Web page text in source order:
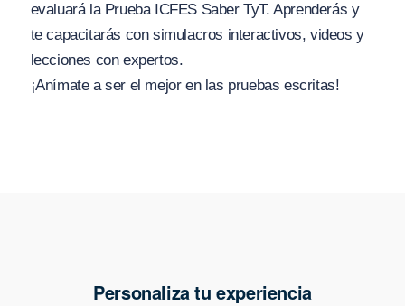
evaluará la Prueba ICFES Saber TyT. Aprenderás y
te capacitarás con simulacros interactivos, videos y
lecciones con expertos.
¡Anímate a ser el mejor en las pruebas escritas!
Personaliza tu experiencia